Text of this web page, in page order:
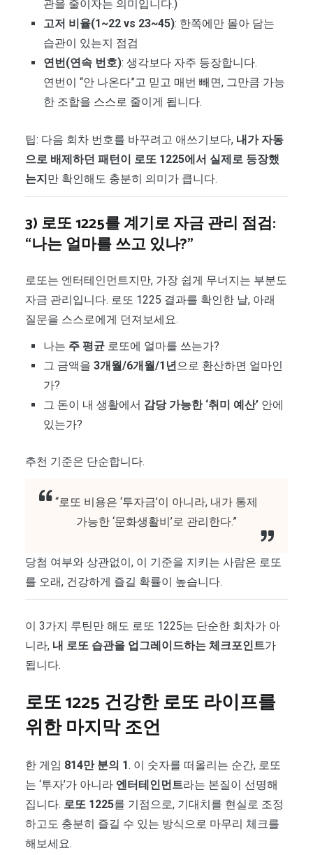
관을 줄이자는 의미입니다.)
고저 비율(1~22 vs 23~45): 한쪽에만 몰아 담는
습관이 있는지 점검
연번(연속 번호): 생각보다 자주 등장합니다.
연번이 “안 나온다”고 믿고 매번 빼면, 그만큼 가능
한 조합을 스스로 줄이게 됩니다.
팁: 다음 회차 번호를 바꾸려고 애쓰기보다, 내가 자동
으로 배제하던 패턴이 로또 1225에서 실제로 등장했
는지만 확인해도 충분히 의미가 큽니다.
3) 로또 1225를 계기로 자금 관리 점검:
“나는 얼마를 쓰고 있나?”
로또는 엔터테인먼트지만, 가장 쉽게 무너지는 부분도
자금 관리입니다. 로또 1225 결과를 확인한 날, 아래
질문을 스스로에게 던져보세요.
나는 주 평균로또에 얼마를 쓰는가?
그 금액을 3개월/6개월/1년 으로 환산하면 얼마인
가?
그 돈이 내 생활에서 감당 가능한 ‘취미 예산’안에
있는가?
추천 기준은 단순합니다.
“로또 비용은 ‘투자금’이 아니라, 내가 통제
가능한 ‘문화생활비’로 관리한다.”
당첨 여부와 상관없이, 이 기준을 지키는 사람은 로또
를 오래, 건강하게 즐길 확률이 높습니다.
이 3가지 루틴만 해도 로또 1225는 단순한 회차가 아
니라, 내 로또 습관을 업그레이드하는 체크포인트가
됩니다.
로또 1225 건강한 로또 라이프를
위한 마지막 조언
한 게임 814만 분의 1. 이 숫자를 떠올리는 순간, 로또
는 ‘투자’가 아니라 엔터테인먼트라는 본질이 선명해
집니다. 로또 1225를 기점으로, 기대치를 현실로 조정
하고도 충분히 즐길 수 있는 방식으로 마무리 체크를
해보세요.